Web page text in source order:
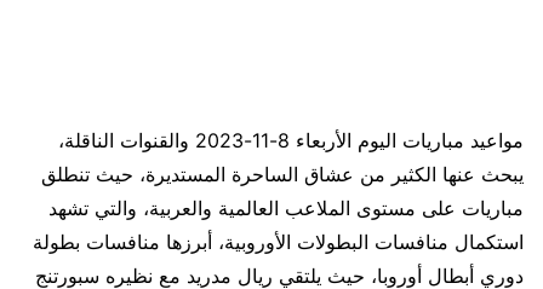
مواعيد مباريات اليوم الأربعاء 8-11-2023 والقنوات الناقلة،
يبحث عنها الكثير من عشاق الساحرة المستديرة، حيث تنطلق
مباريات على مستوى الملاعب العالمية والعربية، والتي تشهد
استكمال منافسات البطولات الأوروبية، أبرزها منافسات بطولة
دوري أبطال أوروبا، حيث يلتقي ريال مدريد مع نظيره سبورتنج